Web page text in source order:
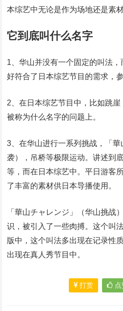
本综艺中无论是作为场地还是素
它到底叫什么名字
1、华山并没有一个固定的叫法
好符合了日本综艺节目的需求，
2、在日本综艺节目中，比如跳
被称为什么名字的问题上。
3、在华山进行一系列挑战，「
袭），吊桥等极限运动。讲述到
等，而在日本综艺中。平日游客
了丰富的素材供日本导播使用。
「華山チャレンジ」（华山挑战
识，被引入了一些肉搏。这个叫
版中，这个叫法多出现在记录性
出现在真人秀节目中。
打赏